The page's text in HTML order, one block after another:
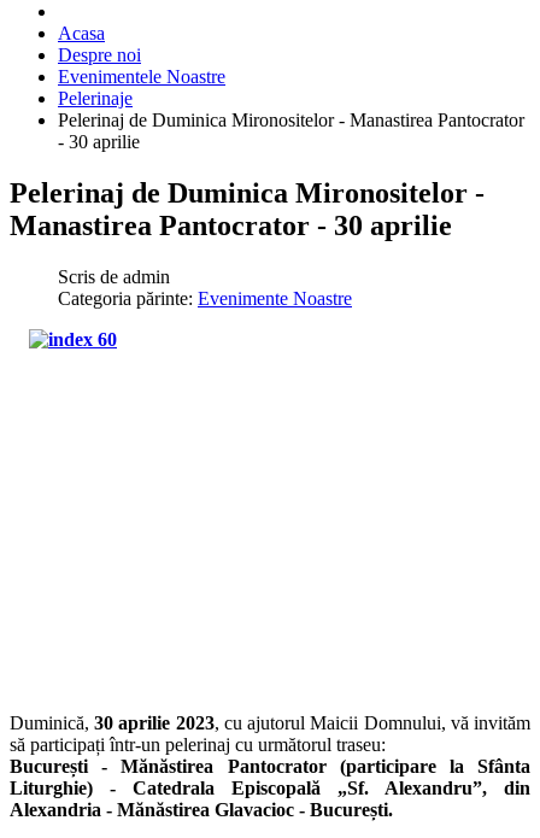
Acasa
Despre noi
Evenimentele Noastre
Pelerinaje
Pelerinaj de Duminica Mironositelor - Manastirea Pantocrator
- 30 aprilie
Pelerinaj de Duminica Mironositelor -
Manastirea Pantocrator - 30 aprilie
Scris de admin
Categoria părinte: Evenimente Noastre
Duminică, 30 aprilie 2023, cu ajutorul Maicii Domnului, vă invităm
să participați într-un pelerinaj cu următorul traseu:
București - Mănăstirea Pantocrator (participare la Sfânta
Liturghie) - Catedrala Episcopală „Sf. Alexandru”, din
Alexandria - Mănăstirea Glavacioc - București.